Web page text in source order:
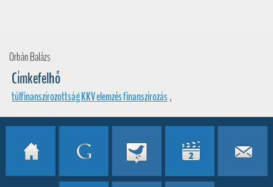
Orbán Balázs
Címkefelhő
túlfinanszírozottság KKV elemzés finanszírozás,